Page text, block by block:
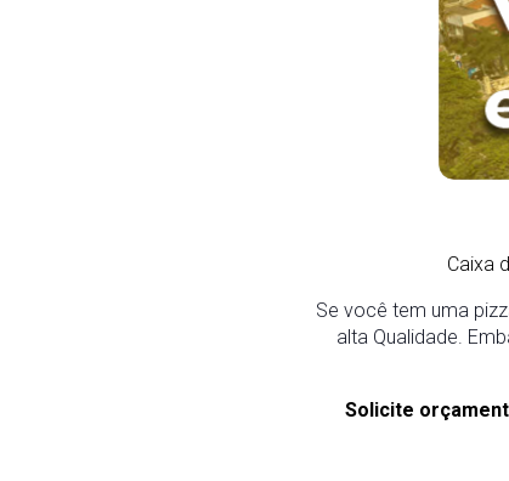
Caixa
Se você tem uma
alta Qualidade.
Solicite